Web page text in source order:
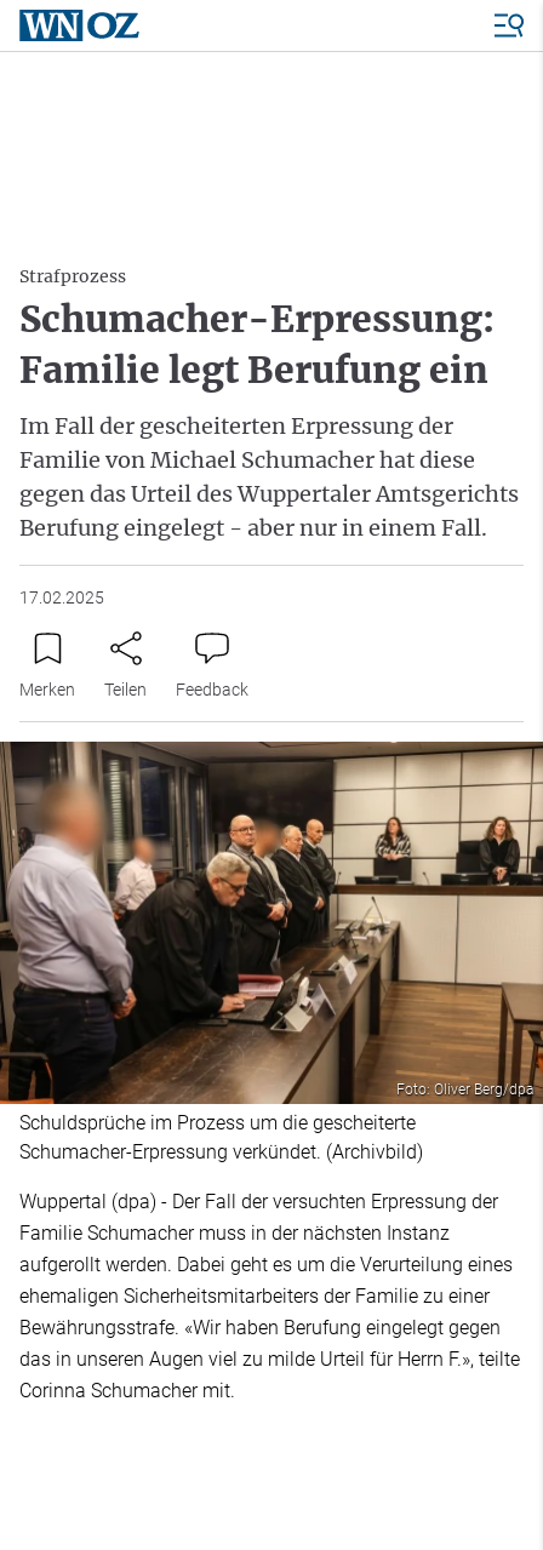
Strafprozess
Schumacher-Erpressung:
Familie legt Berufung ein
Im Fall der gescheiterten Erpressung der
Familie von Michael Schumacher hat diese
gegen das Urteil des Wuppertaler Amtsgerichts
Berufung eingelegt - aber nur in einem Fall.
17.02.2025
Merken Teilen Feedback
Foto: Oliver Berg/dpa
Schuldsprüche im Prozess um die gescheiterte
Schumacher-Erpressung verkündet. (Archivbild)
Wuppertal (dpa) - Der Fall der versuchten Erpressung der
Familie Schumacher muss in der nächsten Instanz
aufgerollt werden. Dabei geht es um die Verurteilung eines
ehemaligen Sicherheitsmitarbeiters der Familie zu einer
Bewährungsstrafe. «Wir haben Berufung eingelegt gegen
das in unseren Augen viel zu milde Urteil für Herrn F.», teilte
Corinna Schumacher mit.